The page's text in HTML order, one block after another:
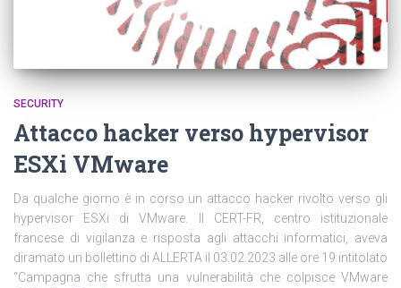
SECURITY
Attacco hacker verso hypervisor
ESXi VMware
Da qualche giorno è in corso un attacco hacker rivolto verso gli
hypervisor ESXi di VMware. Il CERT-FR, centro istituzionale
francese di vigilanza e risposta agli attacchi informatici, aveva
diramato un bollettino di ALLERTA il 03.02.2023 alle ore 19 intitolato
“Campagna che sfrutta una vulnerabilità che colpisce VMware